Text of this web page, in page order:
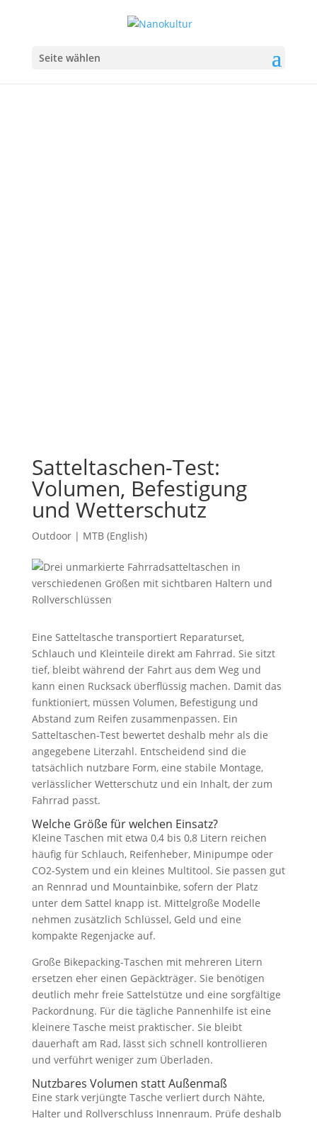
Seite wählen
Satteltaschen-Test:
Volumen, Befestigung
und Wetterschutz
Outdoor | MTB (English)
Eine Satteltasche transportiert Reparaturset,
Schlauch und Kleinteile direkt am Fahrrad. Sie sitzt
tief, bleibt während der Fahrt aus dem Weg und
kann einen Rucksack überflüssig machen. Damit das
funktioniert, müssen Volumen, Befestigung und
Abstand zum Reifen zusammenpassen. Ein
Satteltaschen-Test bewertet deshalb mehr als die
angegebene Literzahl. Entscheidend sind die
tatsächlich nutzbare Form, eine stabile Montage,
verlässlicher Wetterschutz und ein Inhalt, der zum
Fahrrad passt.
Welche Größe für welchen Einsatz?
Kleine Taschen mit etwa 0,4 bis 0,8 Litern reichen
häufig für Schlauch, Reifenheber, Minipumpe oder
CO2-System und ein kleines Multitool. Sie passen gut
an Rennrad und Mountainbike, sofern der Platz
unter dem Sattel knapp ist. Mittelgroße Modelle
nehmen zusätzlich Schlüssel, Geld und eine
kompakte Regenjacke auf.
Große Bikepacking-Taschen mit mehreren Litern
ersetzen eher einen Gepäckträger. Sie benötigen
deutlich mehr freie Sattelstütze und eine sorgfältige
Packordnung. Für die tägliche Pannenhilfe ist eine
kleinere Tasche meist praktischer. Sie bleibt
dauerhaft am Rad, lässt sich schnell kontrollieren
und verführt weniger zum Überladen.
Nutzbares Volumen statt Außenmaß
Eine stark verjüngte Tasche verliert durch Nähte,
Halter und Rollverschluss Innenraum. Prüfe deshalb